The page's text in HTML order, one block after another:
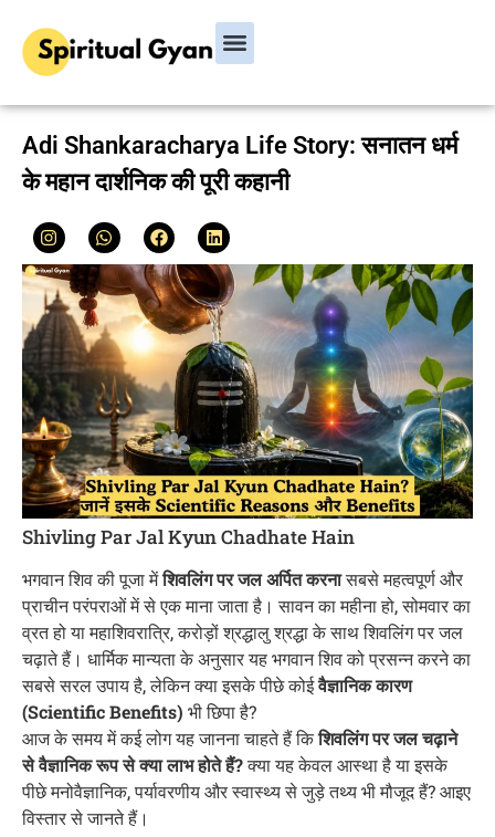
Adi Shankaracharya Life Story: सनातन धर्म
के महान दार्शनिक की पूरी कहानी
Shivling Par Jal Kyun Chadhate Hain
भगवान शिव की पूजा मेंशिवलिंग पर जल अर्पित करनासबसे महत्वपूर्ण और
प्राचीन परंपराओं में से एक माना जाता है। सावन का महीना हो, सोमवार का
व्रत हो या महाशिवरात्रि, करोड़ों श्रद्धालु श्रद्धा के साथ शिवलिंग पर जल
चढ़ाते हैं। धार्मिक मान्यता के अनुसार यह भगवान शिव को प्रसन्न करने का
सबसे सरल उपाय है, लेकिन क्या इसके पीछे कोईवैज्ञानिक कारण
(Scientific Benefits) भी छिपा है?
आज के समय में कई लोग यह जानना चाहते हैं किशिवलिंग पर जल चढ़ाने
से वैज्ञानिक रूप से क्या लाभ होते हैं?क्या यह केवल आस्था है या इसके
पीछे मनोवैज्ञानिक, पर्यावरणीय और स्वास्थ्य से जुड़े तथ्य भी मौजूद हैं? आइए
विस्तार से जानते हैं।